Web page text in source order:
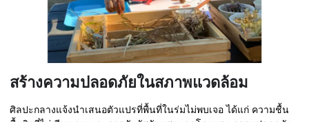
สร้างความปลอดภัยในสภาพแวดล้อม
ศิลปะกลางแจ้งนำเสนอตัวแปรที่พื้นที่ในร่มไม่พบเจอ ได้แก่ ความชื้น